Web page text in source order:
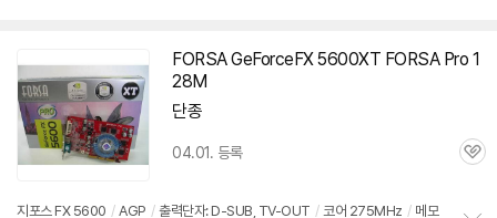
치
FORSA GeForceFX5600XT FORSA Pro 1
28M
단종
04.01. 등록
관
지포스 FX 5600 / AGP / 출력단자: D-SUB, TV-OUT / 코어 275MHz / 메모